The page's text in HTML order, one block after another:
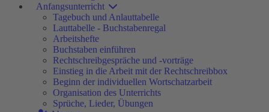
Anfangsunterricht
Tagebuch und Anlauttabelle
Lauttabelle - Buchstabenregal
Arbeitshefte
Buchstaben einführen
Rechtschreibgespräche und -vorträge
Einstieg in die Arbeit mit der Rechtschreibbox
Beginn der individuellen Wortschatzarbeit
Organisation des Unterrichts
Sprüche, Lieder, Übungen